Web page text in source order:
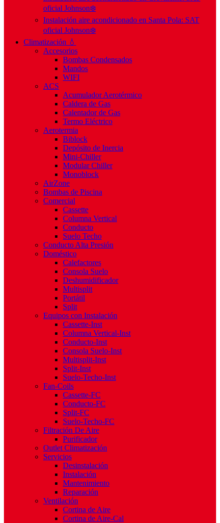
oficial Johnson❄️
Instalación aire acondicionado en Santa Pola: SAT
oficial Johnson❄️
Climatización 💧
Accesorios
Bombas Condensados
Mandos
WIFI
ACS
Acumulador Aerotérmico
Caldera de Gas
Calentador de Gas
Termo Eléctrico
Aerotermia
Biblock
Depósito de Inercia
Mini-Chiller
Modular Chiller
Monoblock
AirZone
Bombas de Piscina
Comercial
Cassette
Columna Vertical
Conducto
Suelo Techo
Conducto Alta Presión
Doméstico
Calefactores
Consola Suelo
Deshumidificador
Multisplit
Portátil
Split
Equipos con Instalación
Cassette-Inst
Columna Vertical-Inst
Conducto-Inst
Consola Suelo-Inst
Multisplit-Inst
Split-Inst
Suelo-Techo-Inst
Fan-Coils
Cassette-FC
Conducto-FC
Split-FC
Suelo-Techo-FC
Filtración De Aire
Purificador
Outlet Climatización
Servicios
Desinstalación
Instalación
Mantenimiento
Reparación
Ventilación
Cortina de Aire
Cortina de Aire-Cal